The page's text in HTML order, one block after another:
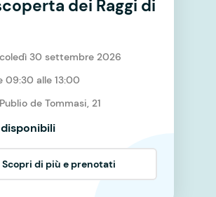
dei Raggi di
30 settembre 2026
09:30 alle 13:00
de Tommasi, 21
Scopri di più e prenotati